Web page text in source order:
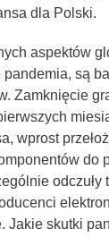
dla Polski.
aspektów
pandemia, są
Zamknięcie
wprost
do
odczuły
Jakie skutki